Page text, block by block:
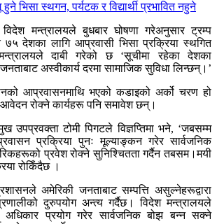
मन्त्रालयले बुधबार घोषणा गरेअनुसार ट्रम्प
देशका लागि आप्रवासी भिसा प्रक्रिया स्थगित
दाबी गरेको छ ‘सूचीमा रहेका देशका
अस्वीकार्य दरमा सामाजिक सुविधा लिन्छन्।’
आप्रवासनमाथि भएको कडाइको अर्को चरण हो
आवेदन रोक्ने कार्यहरू पनि समावेश छन्।
उपप्रवक्ता टोमी पिगटले विज्ञप्तिमा भने, ‘जबसम्म
प्रक्रिया पुनः मूल्याङ्कन गरेर सार्वजनिक
प्रवेश रोक्ने सुनिश्चितता गर्दैन तबसम।मयी
रोकिँदैछ ।
अमेरिकी जनताबाट सम्पत्ति असुल्नेहरूद्वारा
दुरुपयोग अन्त्य गर्दैछ। विदेश मन्त्रालयले
प्रयोग गरेर सार्वजनिक बोझ बन्न सक्ने